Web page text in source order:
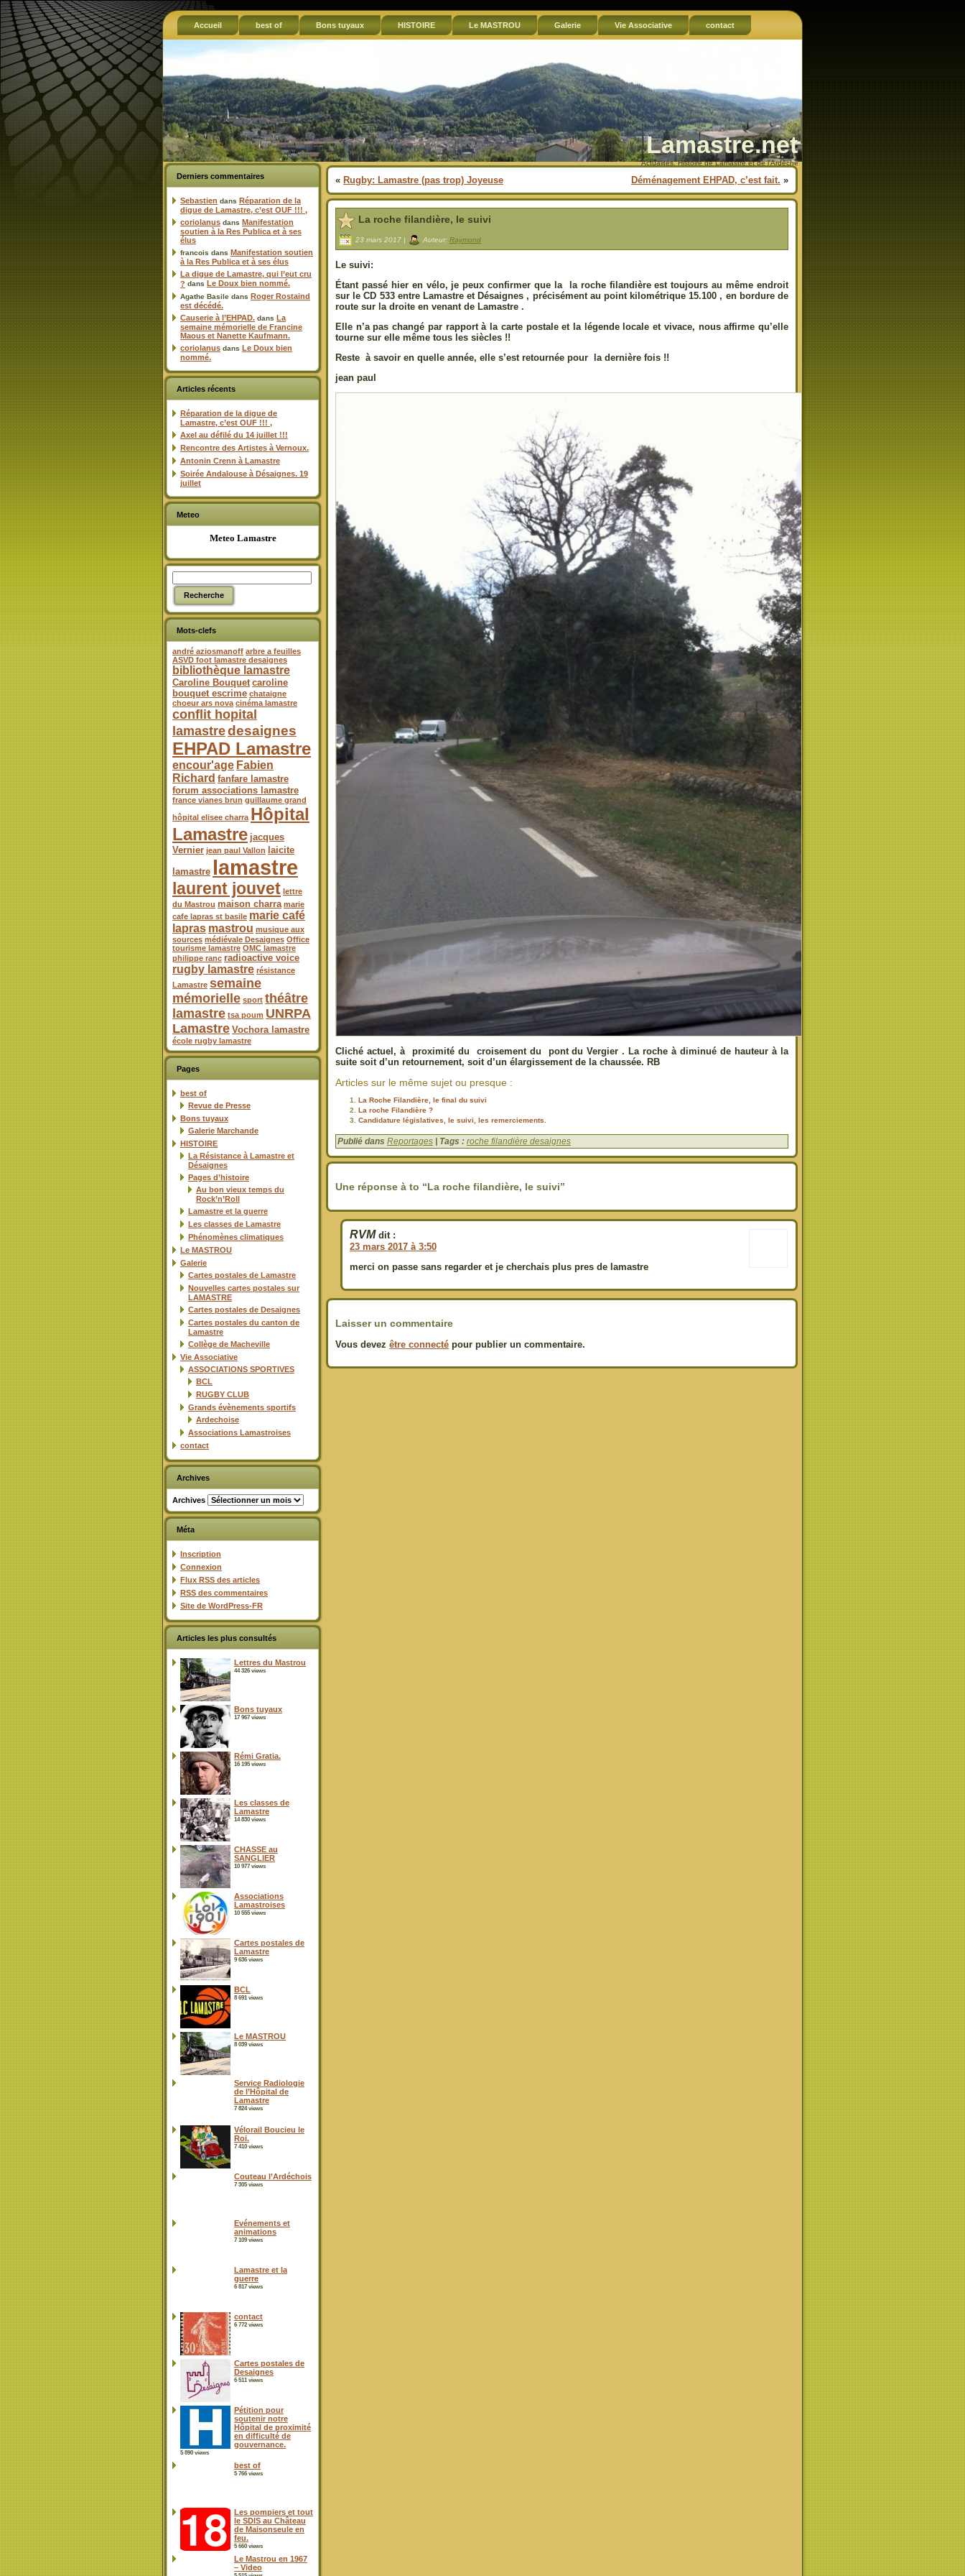
Accueil best of Bons tuyaux HISTOIRE Le MASTROU Galerie Vie Associative contact
Lamastre.net
Actualités, Histoire de Lamastre et de l'Ardèche
Derniers commentaires
Sebastien dans Réparation de la
digue de Lamastre, c’est OUF !!! ,
coriolanus dans Manifestation
soutien à la Res Publica et à ses
élus
francois dans Manifestation soutien
à la Res Publica et à ses élus
La digue de Lamastre, qui l’eut cru
? dans Le Doux bien nommé.
Agathe Basile dans Roger Rostaind
est décédé.
Causerie à l’EHPAD. dans La
semaine mémorielle de Francine
Maous et Nanette Kaufmann.
coriolanus dans Le Doux bien
nommé.
Articles récents
Réparation de la digue de
Lamastre, c’est OUF !!! ,
Axel au défilé du 14 juillet !!!
Rencontre des Artistes à Vernoux.
Antonin Crenn à Lamastre
Soirée Andalouse à Désaignes. 19
juillet
Meteo
Meteo Lamastre
Mots-clefs
andré aziosmanoff arbre a feuilles
ASVD foot lamastre desaignes
bibliothèque lamastre
Caroline Bouquet caroline
bouquet escrime chataigne
choeur ars nova cinéma lamastre
conflit hopital
lamastredesaignes
EHPAD Lamastre
encour'age Fabien
Richard fanfare lamastre
forum associations lamastre
france vianes brun guillaume grand
hôpital elisee charra Hôpital
Lamastre jacques
Vernier jean paul Vallon
laicite
lamastre lamastre
laurent jouvet lettre
du Mastrou maison charra marie
cafe lapras st basile marie café
lapras mastrou musique aux
sources médiévale Desaignes Office
tourisme lamastre OMC lamastre
philippe ranc radioactive voice
rugby lamastre résistance
Lamastre semaine
mémorielle sport théâtre
lamastre tsa poum UNRPA
Lamastre Vochora lamastre
école rugby lamastre
Pages
best of
Revue de Presse
Bons tuyaux
Galerie Marchande
HISTOIRE
La Résistance à Lamastre et
Désaignes
Pages d’histoire
Au bon vieux temps du
Rock’n’Roll
Lamastre et la guerre
Les classes de Lamastre
Phénomènes climatiques
Le MASTROU
Galerie
Cartes postales de Lamastre
Nouvelles cartes postales sur
LAMASTRE
Cartes postales de Desaignes
Cartes postales du canton de
Lamastre
Collège de Macheville
Vie Associative
ASSOCIATIONS SPORTIVES
BCL
RUGBY CLUB
Grands évènements sportifs
Ardechoise
Associations Lamastroises
contact
Archives
Archives
Méta
Inscription
Connexion
Flux RSS des articles
RSS des commentaires
Site de WordPress-FR
Articles les plus consultés
Lettres du Mastrou
44 326 views
Bons tuyaux
17 967 views
Rémi Gratia.
16 195 views
Les classes de
Lamastre
14 830 views
CHASSE au
SANGLIER
10 977 views
Associations
Lamastroises
10 555 views
Cartes postales de
Lamastre
9 636 views
BCL
8 691 views
Le MASTROU
8 039 views
Service Radiologie
de l’Hôpital de
Lamastre
7 824 views
Vélorail Boucieu le
Roi.
7 410 views
Couteau l’Ardéchois
7 305 views
Evénements et
animations
7 109 views
Lamastre et la
guerre
6 817 views
contact
6 772 views
Cartes postales de
Desaignes
6 511 views
Pétition pour
soutenir notre
Hôpital de proximité
en difficulté de
gouvernance.
5 890 views
best of
5 766 views
Les pompiers et tout
le SDIS au Château
de Maisonseule en
feu.
5 660 views
Le Mastrou en 1967
– Video
« Rugby: Lamastre (pas trop) Joyeuse Déménagement EHPAD, c’est fait. »
La roche filandière, le suivi
23 mars 2017 | Auteur: Raymond
Le suivi:
Étant passé hier en vélo, je peux confirmer que la la roche filandière est toujours au même endroit
sur le CD 533 entre Lamastre et Désaignes , précisément au point kilométrique 15.100 , en bordure de
route sur la droite en venant de Lamastre .
Elle n’a pas changé par rapport à la carte postale et la légende locale et vivace, nous affirme qu’elle
tourne sur elle même tous les siècles !!
Reste à savoir en quelle année, elle s’est retournée pour la dernière fois !!
jean paul
Cliché actuel, à proximité du croisement du pont du Vergier . La roche à diminué de hauteur à la
suite soit d’un retournement, soit d’un élargissement de la chaussée. RB
Articles sur le même sujet ou presque :
La Roche Filandière, le final du suivi
La roche Filandière ?
Candidature législatives, le suivi, les remerciements.
Publié dans Reportages | Tags : roche filandière desaignes
Une réponse à to “La roche filandière, le suivi”
RVM dit :
23 mars 2017 à 3:50
merci on passe sans regarder et je cherchais plus pres de lamastre
Laisser un commentaire
Vous devez être connecté pour publier un commentaire.